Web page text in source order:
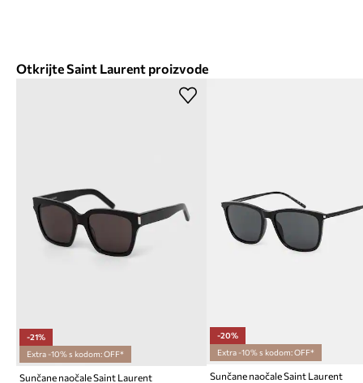
Otkrijte Saint Laurent proizvode
-21%
Extra -10% s kodom: OFF*
Sunčane naočale Saint Laurent
-20%
Extra -10% s kodom: OFF*
Sunčane naočale Saint Laurent